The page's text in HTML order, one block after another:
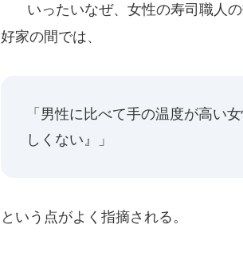
いったいなぜ、女性の寿司職人の
好家の間では、
「男性に比べて手の温度が高い
しくない』」
という点がよく指摘される。